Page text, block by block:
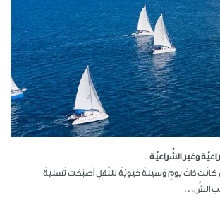
وغير الشِّراعيّة
كانَت ذاتَ يومٍ وَسيلةً حَيويّةً للنَّقلِ أَصبَحَت تَسليةً
الشِّ...